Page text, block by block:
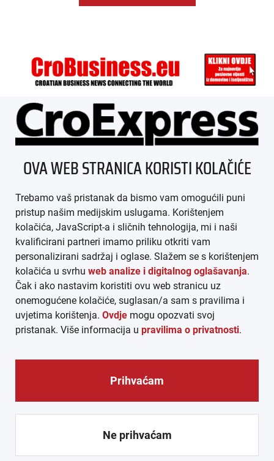
ÜBER UNS
IMPRESSUM
AGB
DATENSCHUTZ
MEDIADATEN
ARHIVA (PDF)
© CROEXPRESS │ INFORMATIVNI MEDIJ HRVATA IZVAN
REPUBLIKE HRVATSKE 2026.
OVA WEB STRANICA KORISTI KOLAČIĆE
Trebamo vaš pristanak da bismo vam omogućili puni
pristup našim medijskim uslugama. Korištenjem
kolačića, JavaScript-a i sličnih tehnologija, mi i naši
kvalificirani partneri imamo priliku otkriti vam
personalizirani sadržaj i oglase. Slažem se s korištenjem
kolačića u svrhu web analize i digitalnog oglašavanja.
Čak i ako nastavim koristiti ovu web stranicu uz
onemogućene kolačiće, suglasan/a sam s pravilima i
uvjetima korištenja. Ovdje mogu opozvati svoj
pristanak. Više informacija u pravilima o privatnosti.
Prihvaćam
Ne prihvaćam